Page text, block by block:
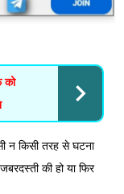
को
न किसी तरह से घटना
की हो या फिर